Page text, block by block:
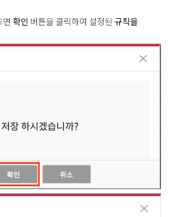
면 확인 버튼을 클릭하여 설정된 규칙을